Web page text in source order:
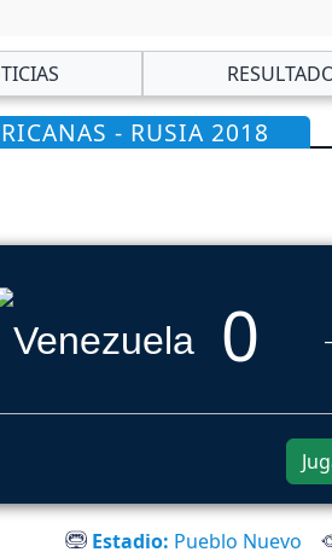
- RUSIA 2018
0
Estadio: Pueblo Nuevo